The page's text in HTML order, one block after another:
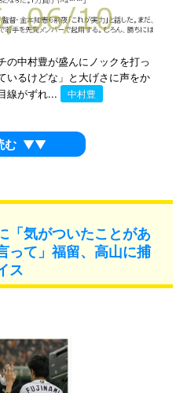
の中村豊が盛んにノックを打っ
いるけどな」と大げさに声をか
線がずれ...
中村豊
む ▼▼
「気がついたことがあ
って」福留、高山に捕
ス